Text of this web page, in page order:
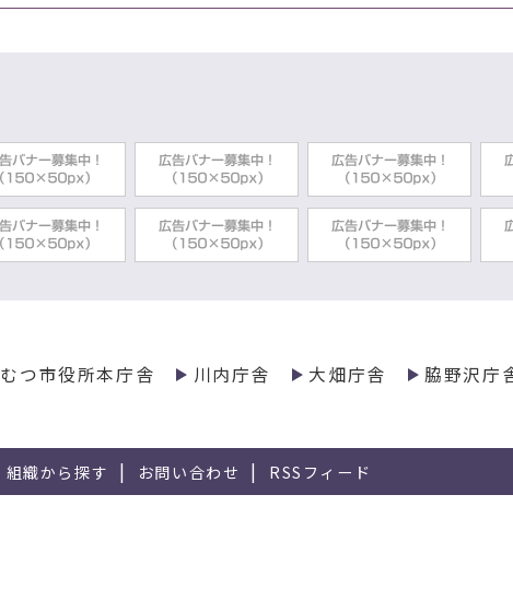
むつ市役所本庁舎 川内庁舎 大畑庁舎 脇野沢庁
組織から探す お問い合わせ RSSフィード